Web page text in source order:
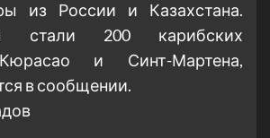
из России и Казахстана.
стали 200 карибских
и Синт-Мартена,
в сообщении.